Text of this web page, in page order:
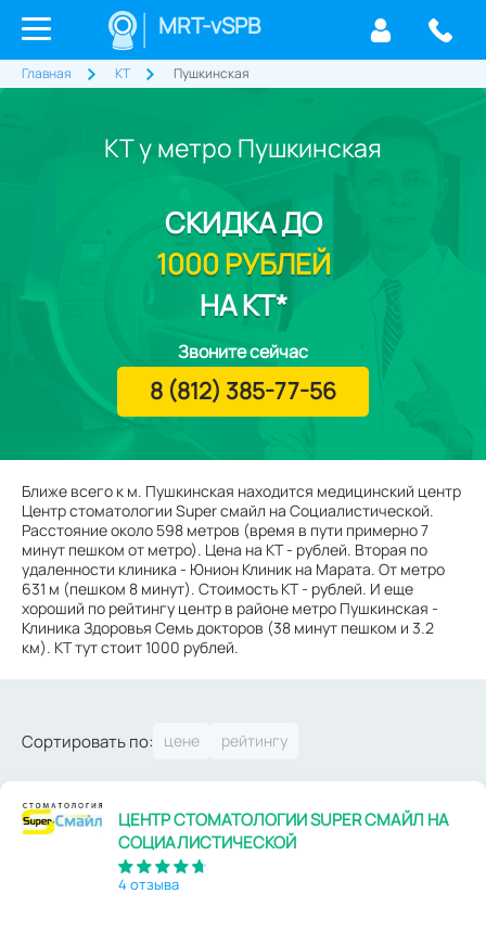
MRT-vSPB
Главная КТ Пушкинская
КТ у метро Пушкинская
Ближе всего к м. Пушкинская находится медицинский центр
Центр стоматологии Super смайл на Социалистической.
Расстояние около 598 метров (время в пути примерно 7
минут пешком от метро). Цена на КТ - рублей. Вторая по
удаленности клиника - Юнион Клиник на Марата. От метро
631 м (пешком 8 минут). Стоимость КТ - рублей. И еще
хороший по рейтингу центр в районе метро Пушкинская -
Клиника Здоровья Семь докторов (38 минут пешком и 3.2
км). КТ тут стоит 1000 рублей.
СКИДКАДО
1000 РУБЛЕЙ
НА КТ*
Звоните сейчас
8 (812) 385-77-56
Сортировать по:
ЦЕНТР СТОМАТОЛОГИИ SUPER СМАЙЛ НА
СОЦИАЛИСТИЧЕСКОЙ
4 отзыва